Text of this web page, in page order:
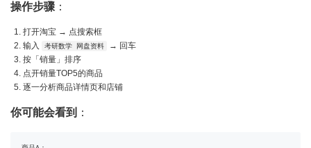
操作步骤 ：
打开淘宝 → 点搜索框
输入
考研数学 网盘资料
→ 回车
按「销量」排序
点开销量TOP5的商品
逐一分析商品详情页和店铺
你可能会看到 ：